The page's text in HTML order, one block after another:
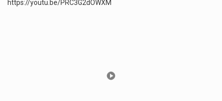
https://youtu.be/PRC3G2dOWXM